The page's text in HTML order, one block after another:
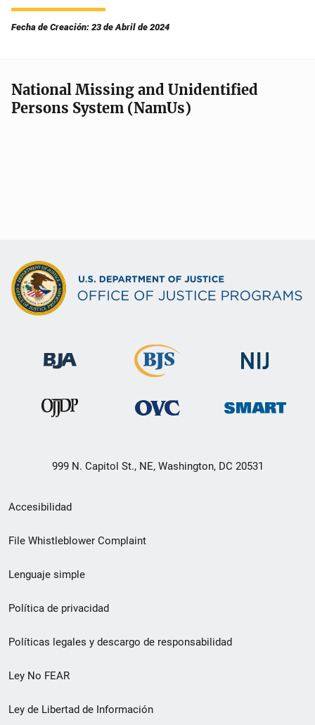
Fecha de Creación: 23 de Abril de 2024
National Missing and Unidentified
Persons System (NamUs)
999 N. Capitol St., NE, Washington, DC 20531
Menú
de
de
pie
de
página
Accesibilidad
File Whistleblower Complaint
Lenguaje simple
Política de privacidad
Políticas legales y descargo de responsabilidad
Ley No FEAR
Ley de Libertad de Información